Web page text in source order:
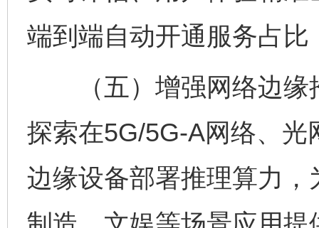
端到端自动开通服务占
（五）增强网络边缘
探索在5G/5G-A网络、
边缘设备部署推理算力